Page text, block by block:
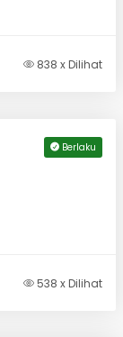
838 x Dilihat
Berlaku
538 x Dilihat